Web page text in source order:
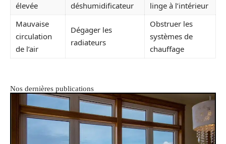
élevée
déshumidificateur
linge à l’intérieur
Mauvaise
circulation
de l’air
Dégager les
radiateurs
Obstruer les
systèmes de
chauffage
Nos dernières publications